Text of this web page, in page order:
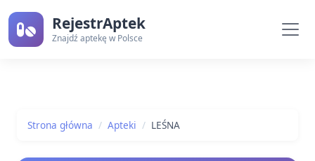
RejestrAptek
Znajdź aptekę w Polsce
Strona główna Apteki LEŚNA